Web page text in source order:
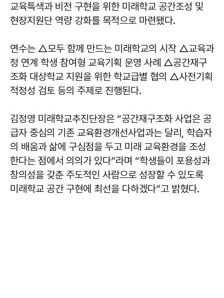
교육특색과 비전 구현을 위한 미래학교 공간조성 및
현장지원단 역량 강화를 목적으로 마련됐다.
연수는 △모두 함께 만드는 미래학교의 시작 △교육과
정 연계 학생 참여형 교육기획 운영 사례 △공간재구
조화 대상학교 지원을 위한 학교급별 협의 △사전기획
적정성 검토 등의 주제로 진행된다.
김정영 미래학교추진단장은 “공간재구조화 사업은 공
급자 중심의 기존 교육환경개선사업과는 달리, 학습자
의 배움과 삶에 구심점을 두고 미래 교육환경을 조성
한다는 점에서 의의가 있다”라며 “학생들이 포용성과
창의성을 갖춘 주도적인 사람으로 성장할 수 있도록
미래학교 공간 구현에 최선을 다하겠다”고 밝혔다.